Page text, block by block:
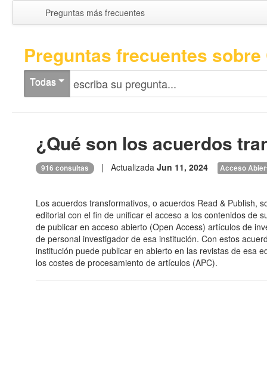
Preguntas más frecuentes
Preguntas frecuentes
Todas
¿Qué son los acuerdos
916 consultas | Actualizada Jun 11, 2024 Acceso
Los acuerdos transformativos, o acuerdos Read & Publish,
editorial con el fin de unificar el acceso a los contenidos de
de publicar en acceso abierto (Open Access) artículos de
de personal investigador de esa institución. Con estos
institución puede publicar en abierto en las revistas de esa
los costes de procesamiento de artículos (APC).